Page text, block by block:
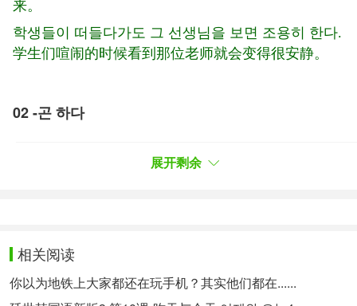
来。
학생들이 떠들다가도 그 선생님을 보면 조용히 한다.
学生们喧闹的时候看到那位老师就会变得很安静。
02 -곤 하다
어렸을 때는 시간이 날 때마다 놀이터에 가곤 했다.
즘은 안 한다.
以前吃完午饭后经常去散步，可最近没去。
展开剩余
相关阅读
你以为地铁上大家都还在玩手机？其实他们都在......